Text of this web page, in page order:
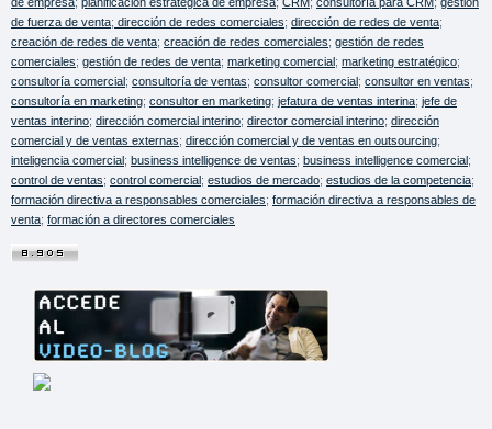
de fuerza de venta; dirección de redes comerciales; dirección de redes de venta;
creación de redes de venta; creación de redes comerciales; gestión de redes
comerciales; gestión de redes de venta; marketing comercial; marketing estratégico;
consultoría comercial; consultoría de ventas; consultor comercial; consultor en ventas;
consultoría en marketing; consultor en marketing; jefatura de ventas interina; jefe de
ventas interino; dirección comercial interino; director comercial interino; dirección
comercial y de ventas externas; dirección comercial y de ventas en outsourcing;
inteligencia comercial; business intelligence de ventas; business intelligence comercial;
control de ventas; control comercial; estudios de mercado; estudios de la competencia;
formación directiva a responsables comerciales; formación directiva a responsables de
venta; formación a directores comerciales